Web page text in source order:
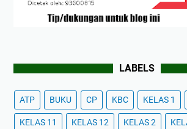
LABELS
ATP BUKU CP KBC KELAS 1
KELAS 11 KELAS 12 KELAS 2